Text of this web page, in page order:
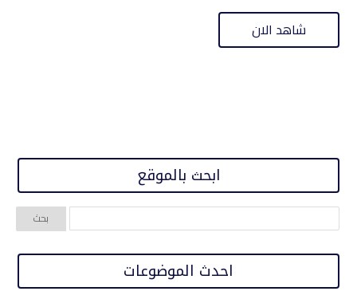
شاهد الان
ابحث بالموقع
احدث الموضوعات